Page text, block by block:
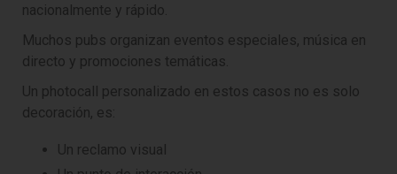
nacionalmente y rápido.
Muchos pubs organizan eventos especiales, música en
directo y promociones temáticas.
Un photocall personalizado en estos casos no es solo
decoración, es:
Un reclamo visual